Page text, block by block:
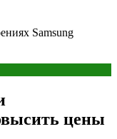
Samsung
цены